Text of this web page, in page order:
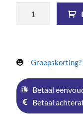
Betaal
Betaal